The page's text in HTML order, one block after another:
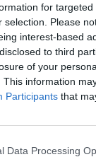
for
selection. Please
interest-based
to third
of your
This information
Participants that
Data Processing
σε
για τα
της
ΦΑΡΜΕΣ
ΧΟΥΜΟΥΣ